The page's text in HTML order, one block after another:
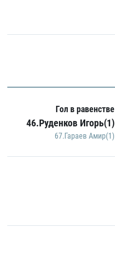
Гол в равенстве
46.Руденков Игорь(1)
67.Гараев Амир(1)